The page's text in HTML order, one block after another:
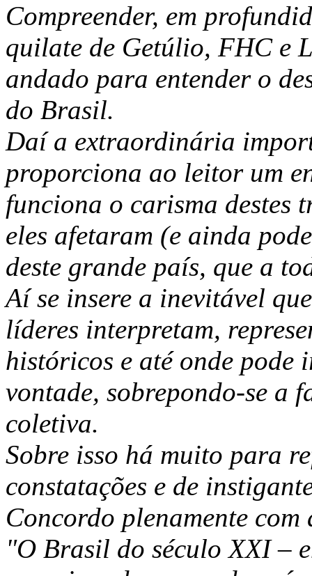
Compreender, em
quilate de Getúlio, FHC e
andado para entender o
do Brasil.
Daí a extraordinária
proporciona ao leitor um
funciona o carisma destes
eles afetaram (e ainda
deste grande país, que a
Aí se insere a inevitável
líderes interpretam,
históricos e até onde
vontade, sobrepondo-se a
coletiva.
Sobre isso há muito para
constatações e de
Concordo plenamente
"O Brasil do século XXI –